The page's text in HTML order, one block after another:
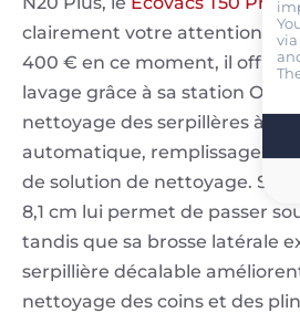
clairement votre attention.
400 € en ce moment, il offre
lavage grâce à sa station OMNI
nettoyage des serpillères à
automatique, remplissage du
de solution de nettoyage.
8,1 cm lui permet de passer
tandis que sa brosse latérale
serpillière décalable
nettoyage des coins et des